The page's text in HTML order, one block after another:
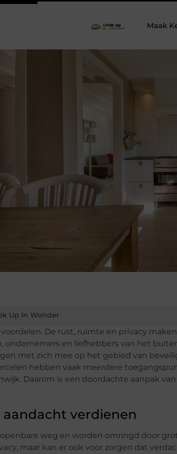
Maak
Up In Wonder
De rust, ruimte en privacy maken
ondernemers en liefhebbers van het
met zich mee op het gebied van
hebben vaak meerdere
Daarom is een doordachte aanpak van
verdienen
weg en worden omringd door
maar kan er ook voor zorgen dat